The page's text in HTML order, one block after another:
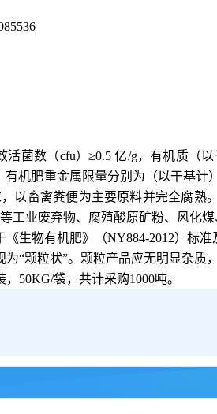
活菌数（cfu）≥0.5 亿/g，有机质（
机肥重金属限量分别为（以干基计
以畜禽粪便为主要原料并完全腐熟
工业废弃物、腐殖酸原矿粉、风化
《生物有机肥》（NY884-2012）标准
为“颗粒状”。颗粒产品应无明显杂质
50KG/袋，共计采购1000吨。